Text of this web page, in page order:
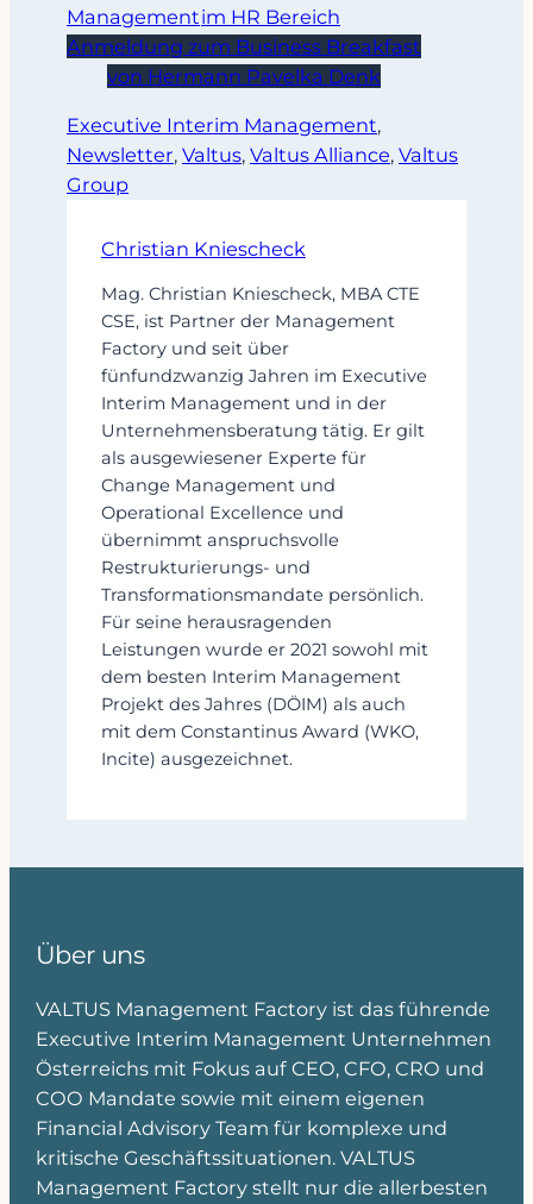
Managementim HR Bereich
Anmeldung zum Business Breakfast
von Hermann Pavelka Denk
Executive Interim Management
Newsletter, Valtus, Valtus Alliance, Valtus
Group
Christian Kniescheck
Mag. Christian Kniescheck, MBA CTE
CSE, ist Partner der Management
Factory und seit über
fünfundzwanzig Jahren im Executive
Interim Management und in der
Unternehmensberatung tätig. Er gilt
als ausgewiesener Experte für
Change Management und
Operational Excellence und
übernimmt anspruchsvolle
Restrukturierungs‑ und
Transformationsmandate persönlich.
Für seine herausragenden
Leistungen wurde er 2021 sowohl mit
dem besten Interim Management
Projekt des Jahres (DÖIM) als auch
mit dem Constantinus Award (WKO,
Incite) ausgezeichnet.
Über uns
VALTUS Management Factory ist das führende
Executive Interim Management Unternehmen
Österreichs mit Fokus auf CEO, CFO, CRO und
COO Mandate sowie mit einem eigenen
Financial Advisory Team für komplexe und
kritische Geschäftssituationen. VALTUS
Management Factory stellt nur die allerbesten